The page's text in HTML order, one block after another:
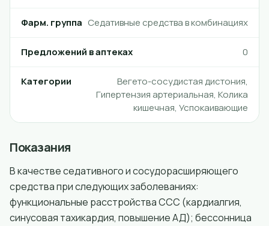
Фарм. группа Седативные средства в комбинациях
Предложений в аптеках 0
Категории
Вегето-сосудистая дистония,
Гипертензия артериальная, Колика
кишечная, Успокаивающие
Показания
В качестве седативного и сосудорасширяющего
средства при следующих заболеваниях:
функциональные расстройства ССС (кардиалгия,
синусовая тахикардия, повышение АД); бессонница